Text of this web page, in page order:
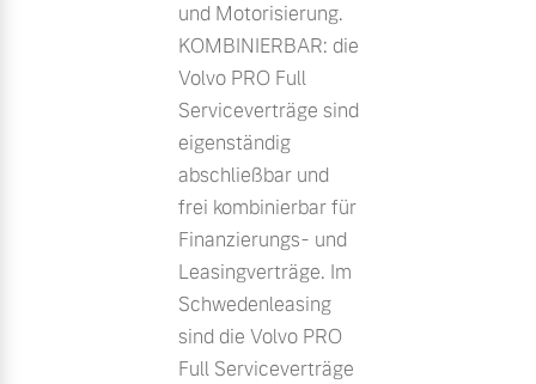
und Motorisierung.
KOMBINIERBAR: die
Volvo PRO Full
Serviceverträge sind
eigenständig
abschließbar und
frei kombinierbar für
Finanzierungs- und
Leasingverträge. Im
Schwedenleasing
sind die Volvo PRO
Full Serviceverträge